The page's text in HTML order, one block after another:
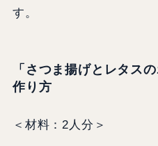
す。
「さつま揚げとレタス
作り方
＜材料：2人分＞